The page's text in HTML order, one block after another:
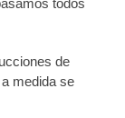
todos
de
medida se